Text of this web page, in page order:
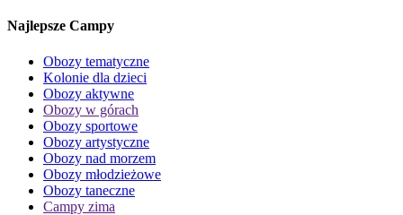
Najlepsze Campy
Obozy tematyczne
Kolonie dla dzieci
Obozy aktywne
Obozy w górach
Obozy sportowe
Obozy artystyczne
Obozy nad morzem
Obozy młodzieżowe
Obozy taneczne
Campy zima